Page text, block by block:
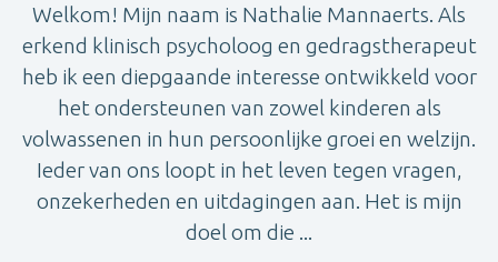
Welkom! Mijn naam is Nathalie Mannaerts. Als
erkend klinisch psycholoog en gedragstherapeut
heb ik een diepgaande interesse ontwikkeld voor
het ondersteunen van zowel kinderen als
volwassenen in hun persoonlijke groei en welzijn.
Ieder van ons loopt in het leven tegen vragen,
onzekerheden en uitdagingen aan. Het is mijn
doel om die ...